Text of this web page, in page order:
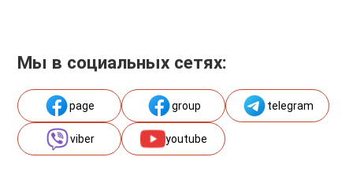
Мы в социальных сетях:
page group telegram
viber youtube